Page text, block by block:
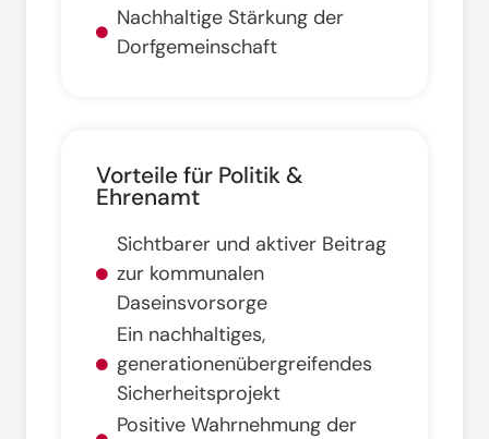
Nachhaltige Stärkung der
Dorfgemeinschaft
Vorteile für Politik &
Ehrenamt
Sichtbarer und aktiver Beitrag
zur kommunalen
Daseinsvorsorge
Ein nachhaltiges,
generationenübergreifendes
Sicherheitsprojekt
Positive Wahrnehmung der